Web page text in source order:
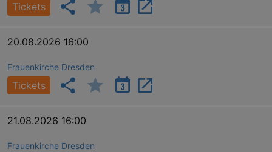
Tickets
20.08.2026 16:00
Frauenkirche Dresden
Tickets
21.08.2026 16:00
Frauenkirche Dresden